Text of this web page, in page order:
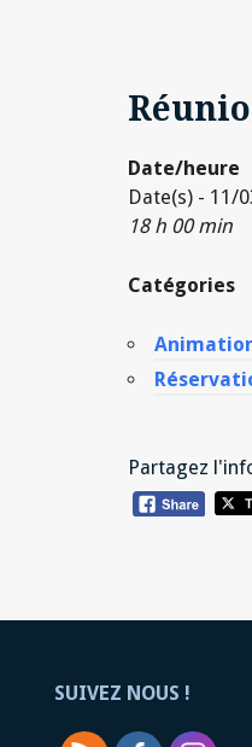
Date/heure
Date(s) - 11/
18 h 00 min
Catégories
Partagez
SUIVEZ NOUS !